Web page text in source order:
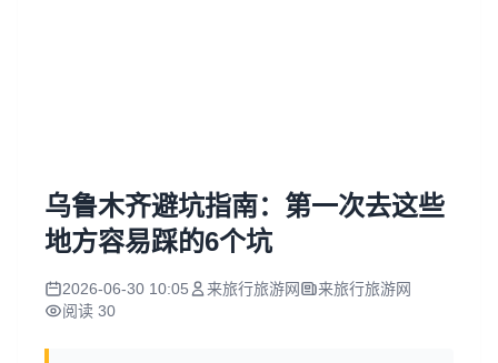
乌鲁木齐避坑指南：第一次去这些
地方容易踩的6个坑
2026-06-30 10:05 来旅行旅游网
来旅行旅游网
阅读 30